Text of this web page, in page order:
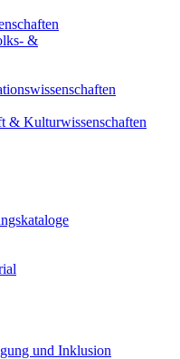
&
& Kulturwissenschaften
und Inklusion